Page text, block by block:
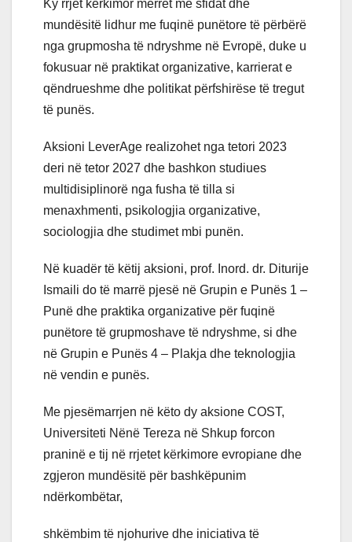
Ky rrjet kërkimor merret me sfidat dhe
mundësitë lidhur me fuqinë punëtore të përbërë
nga grupmosha të ndryshme në Evropë, duke u
fokusuar në praktikat organizative, karrierat e
qëndrueshme dhe politikat përfshirëse të tregut
të punës.
Aksioni LeverAge realizohet nga tetori 2023
deri në tetor 2027 dhe bashkon studiues
multidisiplinorë nga fusha të tilla si
menaxhmenti, psikologjia organizative,
sociologjia dhe studimet mbi punën.
Në kuadër të këtij aksioni, prof. Inord. dr. Diturije
Ismaili do të marrë pjesë në Grupin e Punës 1 –
Punë dhe praktika organizative për fuqinë
punëtore të grupmoshave të ndryshme, si dhe
në Grupin e Punës 4 – Plakja dhe teknologjia
në vendin e punës.
Me pjesëmarrjen në këto dy aksione COST,
Universiteti Nënë Tereza në Shkup forcon
praninë e tij në rrjetet kërkimore evropiane dhe
zgjeron mundësitë për bashkëpunim
ndërkombëtar,
shkëmbim të njohurive dhe iniciativa të